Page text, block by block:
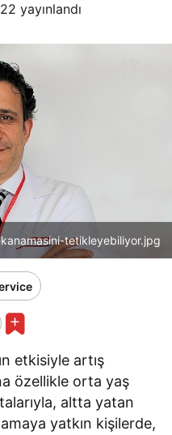
yayınlandı
tetikleyebiliyor.jpg
etkisiyle artış
özellikle orta yaş
altta yatan
yatkın kişilerde,